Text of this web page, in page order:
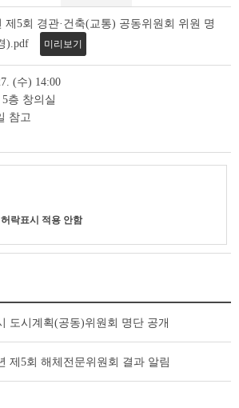
제5회 경관·건축(교통) 공동위원회 위원 명
).pdf
미리보기
(수) 14:00
층 창의실
참고
락표시 적용 안함
도시계획(공동)위원회 명단 공개
제5회 해체전문위원회 결과 알림